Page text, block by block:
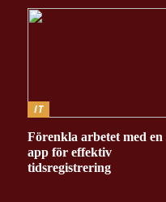
IT
Förenkla arbetet med en
app för effektiv
tidsregistrering